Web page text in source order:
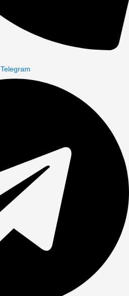
Telegram